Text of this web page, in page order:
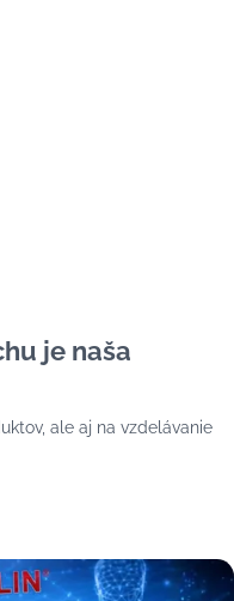
je naša
ale aj na vzdelávanie